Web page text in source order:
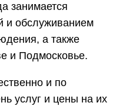
занимается
и обслуживанием
а также
и Подмосковье.
и по
услуг и цены на их